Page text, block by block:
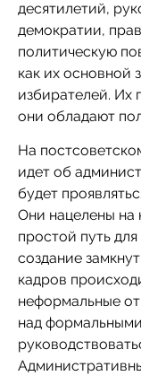
десятилетий,
демократии,
политическую
как их основной
избирателей. Их
они обладают
На
идет об
будет
Они нацелены на
простой путь
создание
кадров
неформальные
над